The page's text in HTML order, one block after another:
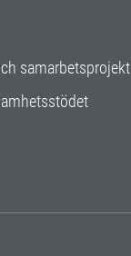
samarbetsprojekt